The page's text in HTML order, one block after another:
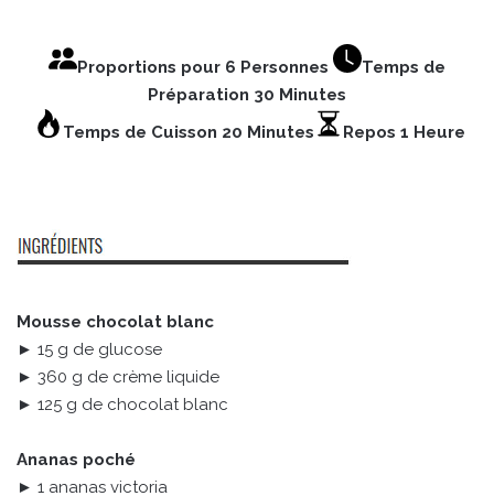
Proportions pour 6 Personnes
Temps de
Préparation 30 Minutes
Temps de Cuisson 20 Minutes
Repos 1 Heure
Mousse chocolat blanc
► 15 g de glucose
► 360 g de crème liquide
► 125 g de chocolat blanc
Ananas poché
► 1 ananas victoria